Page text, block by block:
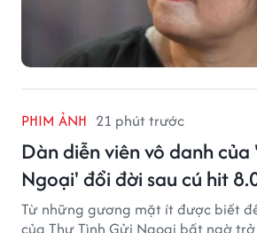
PHIM ẢNH 21 phút trước
Dàn diễn viên vô danh
Ngoại' đổi đời sau cú hit
Từ những gương mặt ít được biết
của Thư Tình Gửi Ngoại bất ngờ